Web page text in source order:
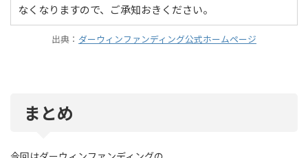
なくなりますので、ご承知おきください。
出典： ダーウィンファンディング公式ホームページ
まとめ